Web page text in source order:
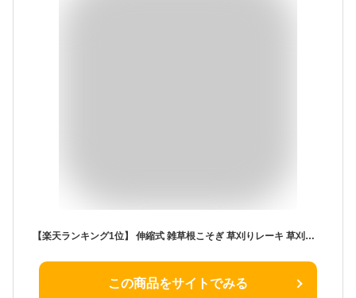
【楽天ランキング1位】 伸縮式 雑草根こそぎ 草刈りレーキ 草刈り 雑草取り 草削り 道具 草取り 立ったまま 雑草 抜き ブラシ とり 種類 庭 の らくらく 楽 レーキ 草取り 長柄 草取り器具 女性 草刈 草刈り 軽量 軽い 農具 除草 草むしり 雑草対策 雑草抜き 畑 クサカリくさ
この商品をサイトでみる